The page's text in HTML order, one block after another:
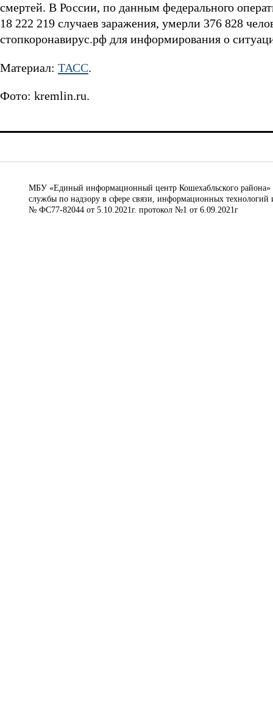
смертей. В России, по данным федерального
18 222 219 случаев заражения, умерли 376 828
стопкоронавирус.рф для информирования о
Материал: ТАСС.
Фото: kremlin.ru.
МБУ «Единый информационный центр Кошехабльского района»
службы по надзору в сфере связи, информационных
№ ФС77-82044 от 5.10.2021г. протокол №1 от 6.09.2021г